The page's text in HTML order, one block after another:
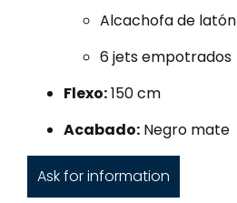
Alcachofa de latón
6 jets empotrados
Flexo:150 cm
Acabado: Negro mate
Ask for information